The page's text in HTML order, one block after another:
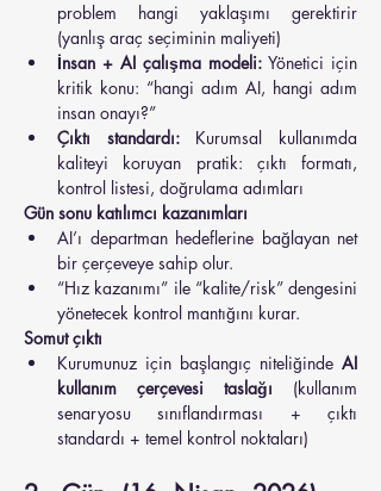
problem hangi yaklaşımı gerektirir
(yanlış araç seçiminin maliyeti)
İnsan + AI çalışma modeli: Yönetici için
kritik konu: “hangi adım AI, hangi adım
insan onayı?”
Çıktı standardı: Kurumsal kullanımda
kaliteyi koruyan pratik: çıktı formatı,
kontrol listesi, doğrulama adımları
Gün sonu katılımcı kazanımları
AI’ı departman hedeflerine bağlayan net
bir çerçeveye sahip olur.
“Hız kazanımı” ile “kalite/risk” dengesini
yönetecek kontrol mantığını kurar.
Somut çıktı
Kurumunuz için başlangıç niteliğinde AI
kullanım çerçevesi taslağı (kullanım
senaryosu sınıflandırması + çıktı
standardı + temel kontrol noktaları)